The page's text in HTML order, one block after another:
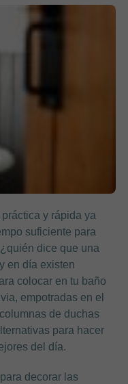
y rápida ya
suficiente para
dice que una
en día existen
colocar en tu baño
empotradas en el
de duchas
para hacer
del día.
decorar las